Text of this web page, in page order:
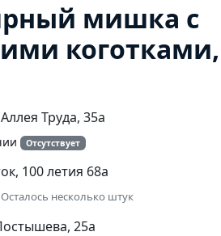
мишка с
Труда, 35а
Отсутствует
100 летия 68а
Осталось несколько штук
25а